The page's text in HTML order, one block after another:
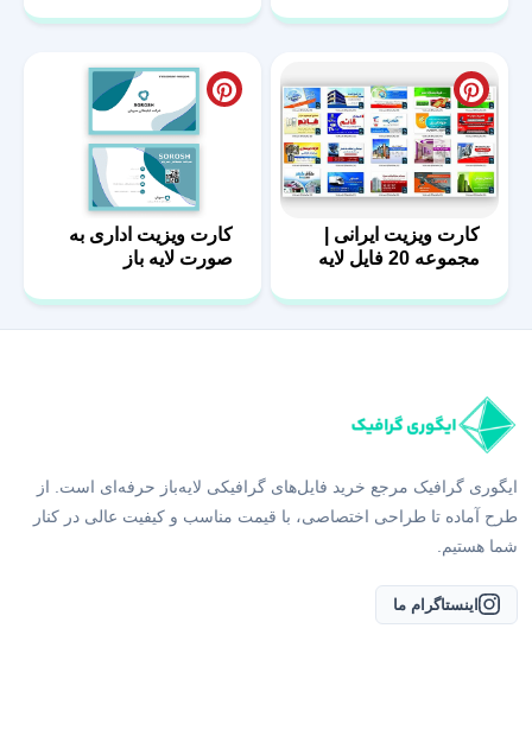
کارت ویزیت ایرانی |
مجموعه 20 فایل لایه
کارت ویزیت اداری به
صورت لایه باز
ایگوری گرافیک مرجع خرید فایل‌های گرافیکی لایه‌باز حرفه‌ای است. از
طرح آماده تا طراحی اختصاصی، با قیمت مناسب و کیفیت عالی در کنار
شما هستیم.
اینستاگرام ما